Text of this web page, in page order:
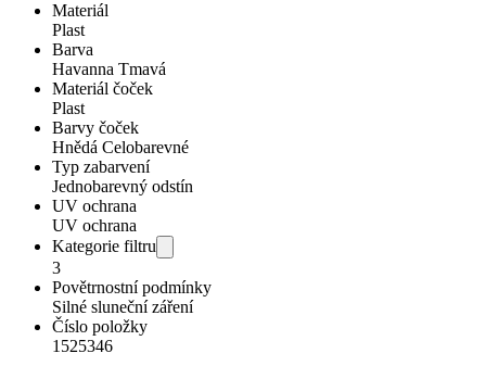
Materiál
Plast
Barva
Havanna Tmavá
Materiál čoček
Plast
Barvy čoček
Hnědá Celobarevné
Typ zabarvení
Jednobarevný odstín
UV ochrana
UV ochrana
Kategorie filtru
3
Povětrnostní podmínky
Silné sluneční záření
Číslo položky
1525346